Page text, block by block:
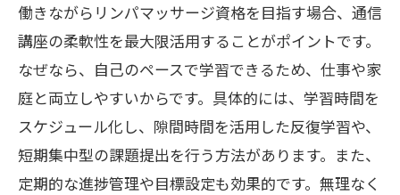
働きながらリンパマッサージ資格を目指す場合、通信
講座の柔軟性を最大限活用することがポイントです。
なぜなら、自己のペースで学習できるため、仕事や家
庭と両立しやすいからです。具体的には、学習時間を
スケジュール化し、隙間時間を活用した反復学習や、
短期集中型の課題提出を行う方法があります。また、
定期的な進捗管理や目標設定も効果的です。無理なく